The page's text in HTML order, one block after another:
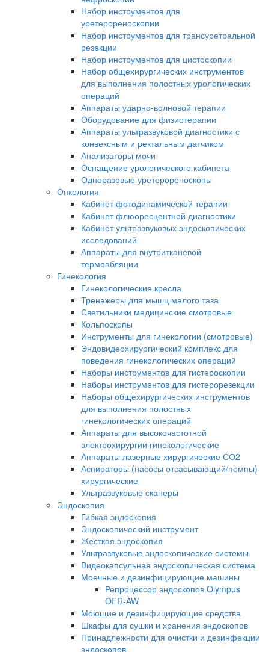
Набор инструментов для
уретерореноскопии
Набор инструментов для трансуретральной
резекции
Набор инструментов для цистоскопии
Набор общехирургических инструментов
для выполнения полостных урологических
операций
Аппараты ударно-волновой терапии
Оборудование для физиотерапии
Аппараты ультразвуковой диагностики с
конвексным и ректальным датчиком
Анализаторы мочи
Оснащение урологического кабинета
Одноразовые уретерореноскопы
Онкология
Кабинет фотодинамической терапии
Кабинет флюоресцентной диагностики
Кабинет ультразвуковых эндоскопических
исследований
Аппараты для внутритканевой
термоабляции
Гинекология
Гинекологические кресла
Тренажеры для мышц малого таза
Светильники медицинские смотровые
Кольпоскопы
Инструменты для гинекологии (смотровые)
Эндовидеохирургический комплекс для
поведения гинекологических операций
Наборы инструментов для гистероскопии
Наборы инструментов для гистерорезекции
Наборы общехирургических инструментов
для выполнения полостных
гинекологических операций
Аппараты для высокочастотной
электрохирургии гинекологические
Аппараты лазерные хирургические СО2
Аспираторы (насосы отсасывающий/помпы)
хирургические
Ультразвуковые сканеры
Эндоскопия
Гибкая эндоскопия
Эндоскопический инструмент
Жесткая эндоскопия
Ультразвуковые эндоскопические системы
Видеокапсульная эндоскопическая система
Моечные и дезинфицирующие машины
Репроцессор эндоскопов Olympus
OER-AW
Моющие и дезинфицирующие средства
Шкафы для сушки и хранения эндоскопов
Принадлежности для очистки и дезинфекции
эндоскопов